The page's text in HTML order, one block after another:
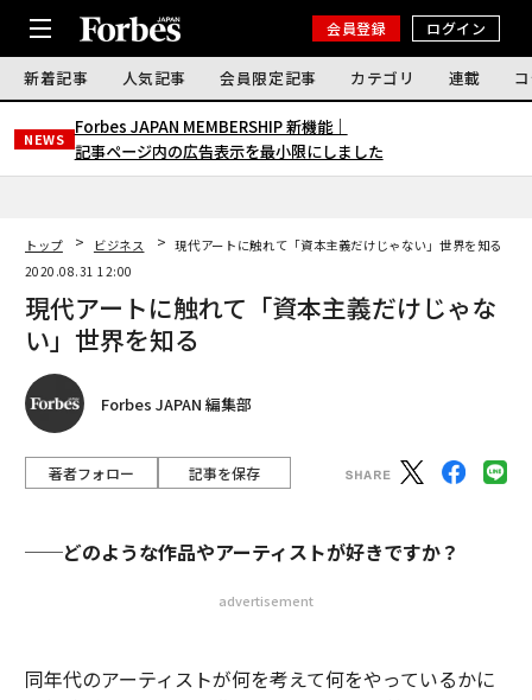
会員登録 ログイン
新着記事 人気記事 会員限定記事 カテゴリ 連載
NEWS
Forbes JAPAN MEMBERSHIP 新機能｜
記事ページ内の広告表示を最小限にしました
トップ ビジネス
現代アートに触れて「資本主義だけじゃない」世界を知る
2020.08.31 12:00
現代アートに触れて「資本主義だけじゃな
い」世界を知る
Forbes JAPAN 編集部
著者フォロー 記事を保存
──どのような作品やアーティストが好きですか？
advertisement
同年代のアーティストが何を考えて何をやっているかに